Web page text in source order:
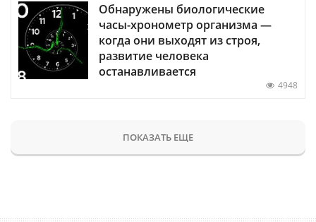
Обнаружены биологические
часы-хронометр организма —
когда они выходят из строя,
развитие человека
останавливается
4948
ПОКАЗАТЬ ЕЩЕ